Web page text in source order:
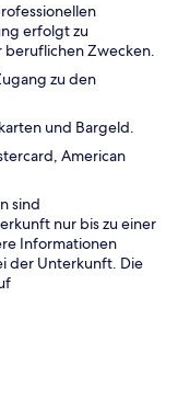
erfolgt zu
Zwecken.
zu den
und Bargeld.
American
sind
nur bis zu einer
Informationen
der Unterkunft. Die